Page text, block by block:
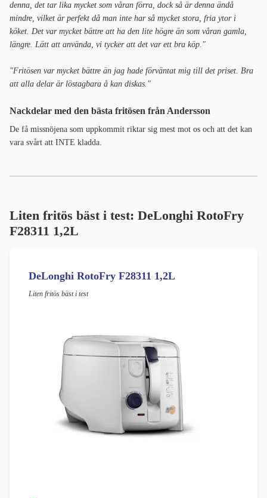
denna, det tar lika mycket som våran förra, dock så är denna ändå
mindre, vilket är perfekt då man inte har så mycket stora, fria ytor i
köket. Det var mycket bättre att ha den lite högre än som våran gamla,
längre. Lätt att använda, vi tycker att det var ett bra köp."
"Fritösen var mycket bättre än jag hade förväntat mig till det priset. Bra
att alla delar är löstagbara å kan diskas."
Nackdelar med den bästa fritösen från Andersson
De få missnöjena som uppkommit riktar sig mest mot os och att det kan
vara svårt att INTE kladda.
Liten fritös bäst i test: DeLonghi RotoFry
F28311 1,2L
DeLonghi RotoFry F28311 1,2L
Liten fritös bäst i test